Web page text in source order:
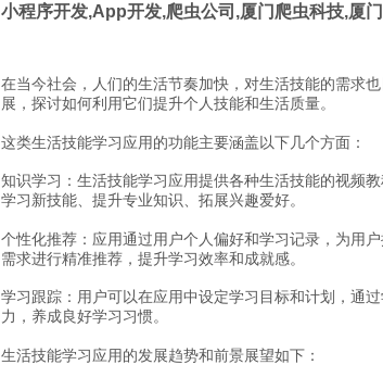
小程序开发,App开发,爬虫公司 ,厦门爬虫科技,厦门
在当今社会，人们的生活节奏加快，对生活技能的需求
展，探讨如何利用它们提升个人技能和生活质量。
这类生活技能学习应用的功能主要涵盖以下几个方面：
知识学习：生活技能学习应用提供各种生活技能的视频
学习新技能、提升专业知识、拓展兴趣爱好。
个性化推荐：应用通过用户个人偏好和学习记录，为用
需求进行精准推荐，提升学习效率和成就感。
学习跟踪：用户可以在应用中设定学习目标和计划，通
力，养成良好学习习惯。
生活技能学习应用的发展趋势和前景展望如下：